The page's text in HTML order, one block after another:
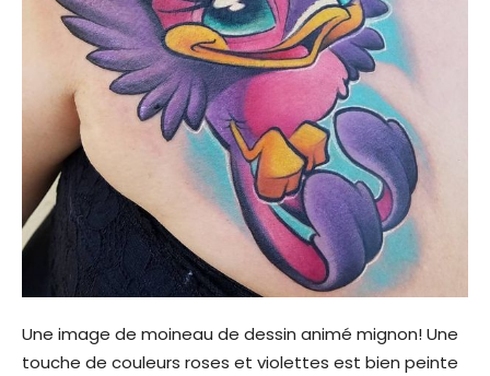
Une image de moineau de dessin animé mignon! Une
touche de couleurs roses et violettes est bien peinte